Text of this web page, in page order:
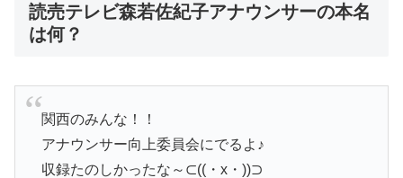
読売テレビ森若佐紀子アナウンサーの本名
は何？
関西のみんな！！
アナウンサー向上委員会にでるよ♪
収録たのしかったな～⊂((・x・))⊃